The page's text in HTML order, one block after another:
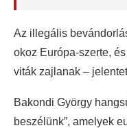
Az illegális
okoz Európa-szerte,
viták zajlanak –
Bakondi György
beszélünk”, amelyek